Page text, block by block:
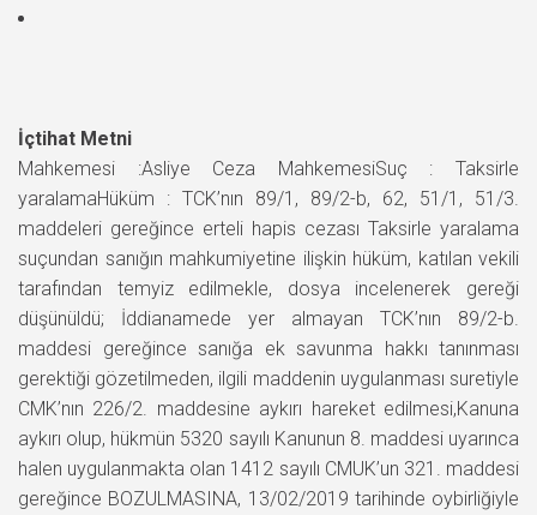
İçtihat Metni
Mahkemesi :Asliye Ceza MahkemesiSuç : Taksirle
yaralamaHüküm : TCK’nın 89/1, 89/2-b, 62, 51/1, 51/3.
maddeleri gereğince erteli hapis cezası Taksirle yaralama
suçundan sanığın mahkumiyetine ilişkin hüküm, katılan vekili
tarafından temyiz edilmekle, dosya incelenerek gereği
düşünüldü; İddianamede yer almayan TCK’nın 89/2-b.
maddesi gereğince sanığa ek savunma hakkı tanınması
gerektiği gözetilmeden, ilgili maddenin uygulanması suretiyle
CMK’nın 226/2. maddesine aykırı hareket edilmesi,Kanuna
aykırı olup, hükmün 5320 sayılı Kanunun 8. maddesi uyarınca
halen uygulanmakta olan 1412 sayılı CMUK’un 321. maddesi
gereğince BOZULMASINA, 13/02/2019 tarihinde oybirliğiyle